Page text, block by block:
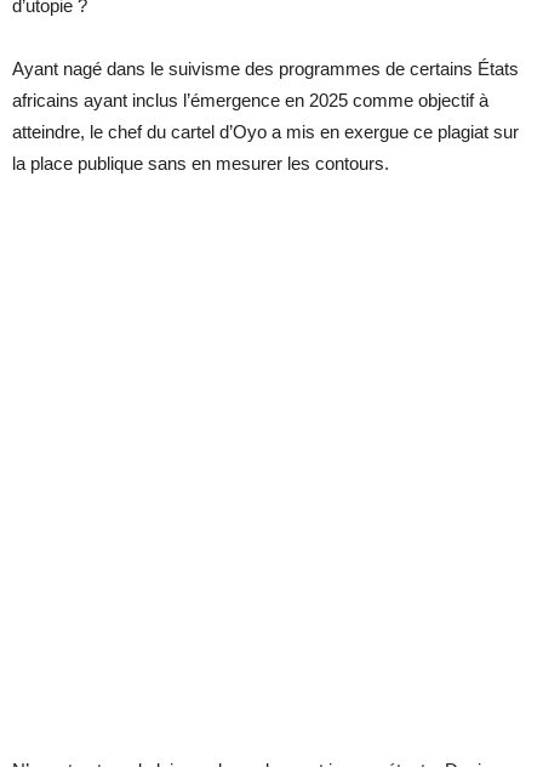
d’utopie ?
Ayant nagé dans le suivisme des programmes de certains États
africains ayant inclus l’émergence en 2025 comme objectif à
atteindre, le chef du cartel d’Oyo a mis en exergue ce plagiat sur
la place publique sans en mesurer les contours.